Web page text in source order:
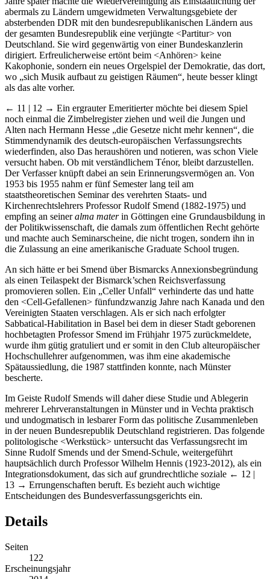
abermals zu Ländern umgewidmeten Verwaltungsgebiete der
absterbenden DDR mit den bundesrepublikanischen Ländern aus
der gesamten Bundesrepublik eine verjüngte <Partitur> von
Deutschland. Sie wird gegenwärtig von einer Bundeskanzlerin
dirigiert. Erfreulicherweise ertönt beim <Anhören> keine
Kakophonie, sondern ein neues Orgelspiel der Demokratie, das dort,
wo „sich Musik aufbaut zu geistigen Räumen“, heute besser klingt
als das alte vorher.
← 11 | 12 → Ein ergrauter Emeritierter möchte bei diesem Spiel
noch einmal die Zimbelregister ziehen und weil die Jungen und
Alten nach Hermann Hesse „die Gesetze nicht mehr kennen“, die
Stimmendynamik des deutsch-europäischen Verfassungsrechts
wiederfinden, also Das heraushören und notieren, was schon Viele
versucht haben. Ob mit verständlichem Ténor, bleibt darzustellen.
Der Verfasser knüpft dabei an sein Erinnerungsvermögen an. Von
1953 bis 1955 nahm er fünf Semester lang teil am
staatstheoretischen Seminar des verehrten Staats- und
Kirchenrechtslehrers Professor Rudolf Smend (1882-1975) und
empfing an seineralma materin Göttingen eine Grundausbildung in
der Politikwissenschaft, die damals zum öffentlichen Recht gehörte
und machte auch Seminarscheine, die nicht trogen, sondern ihn in
die Zulassung an eine amerikanische Graduate School trugen.
An sich hätte er bei Smend über Bismarcks Annexionsbegründung
als einen Teilaspekt der Bismarck’schen Reichsverfassung
promovieren sollen. Ein „Celler Unfall“ verhinderte das und hatte
den <Cell-Gefallenen> fünfundzwanzig Jahre nach Kanada und den
Vereinigten Staaten verschlagen. Als er sich nach erfolgter
Sabbatical-Habilitation in Basel bei dem in dieser Stadt geborenen
hochbetagten Professor Smend im Frühjahr 1975 zurückmeldete,
wurde ihm gütig gratuliert und er somit in den Club alteuropäischer
Hochschullehrer aufgenommen, was ihm eine akademische
Spätaussiedlung, die 1987 stattfinden konnte, nach Münster
bescherte.
Im Geiste Rudolf Smends will daher diese Studie und Ablegerin
mehrerer Lehrveranstaltungen in Münster und in Vechta praktisch
und undogmatisch in lesbarer Form das politische Zusammenleben
in der neuen Bundesrepublik Deutschland registrieren. Das folgende
politologische <Werkstück> untersucht das Verfassungsrecht im
Sinne Rudolf Smends und der Smend-Schule, weitergeführt
hauptsächlich durch Professor Wilhelm Hennis (1923-2012), als ein
Integrationsdokument, das sich auf grundrechtliche soziale ← 12 |
13 → Errungenschaften beruft. Es bezieht auch wichtige
Entscheidungen des Bundesverfassungsgerichts ein.
Details
Seiten
122
Erscheinungsjahr